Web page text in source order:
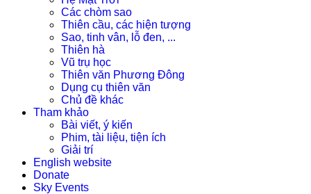
Các chòm sao
Thiên cầu, các hiện tượng
Sao, tinh vân, lỗ đen, ...
Thiên hà
Vũ trụ học
Thiên văn Phương Đông
Dụng cụ thiên văn
Chủ đề khác
Tham khảo
Bài viết, ý kiến
Phim, tài liệu, tiện ích
Giải trí
English website
Donate
Sky Events